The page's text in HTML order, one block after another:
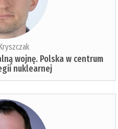
wojnę. Polska w centrum
nuklearnej